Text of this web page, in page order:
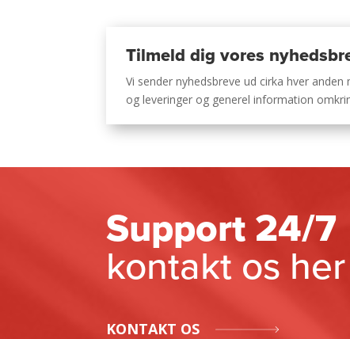
Tilmeld dig vores
Vi sender nyhedsbreve ud cirka hver
og leveringer og generel information
Support 24/7
kontakt os her
KONTAKT OS